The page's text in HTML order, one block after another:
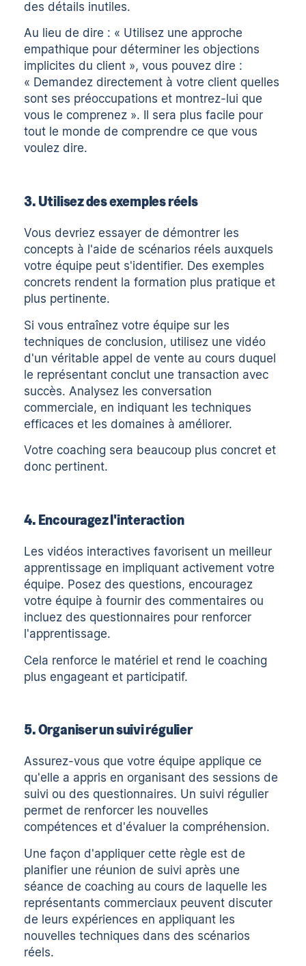
des détails inutiles.
Au lieu de dire : « Utilisez une approche
empathique pour déterminer les objections
implicites du client », vous pouvez dire :
« Demandez directement à votre client quelles
sont ses préoccupations et montrez-lui que
vous le comprenez ». Il sera plus facile pour
tout le monde de comprendre ce que vous
voulez dire.
3. Utilisez des exemples réels
Vous devriez essayer de démontrer les
concepts à l'aide de scénarios réels auxquels
votre équipe peut s'identifier. Des exemples
concrets rendent la formation plus pratique et
plus pertinente.
Si vous entraînez votre équipe sur les
techniques de conclusion, utilisez une vidéo
d'un véritable appel de vente au cours duquel
le représentant conclut une transaction avec
succès. Analysez les conversation
commerciale, en indiquant les techniques
efficaces et les domaines à améliorer.
Votre coaching sera beaucoup plus concret et
donc pertinent.
4. Encouragez l'interaction
Les vidéos interactives favorisent un meilleur
apprentissage en impliquant activement votre
équipe. Posez des questions, encouragez
votre équipe à fournir des commentaires ou
incluez des questionnaires pour renforcer
l'apprentissage.
Cela renforce le matériel et rend le coaching
plus engageant et participatif.
5. Organiser un suivi régulier
Assurez-vous que votre équipe applique ce
qu'elle a appris en organisant des sessions de
suivi ou des questionnaires. Un suivi régulier
permet de renforcer les nouvelles
compétences et d'évaluer la compréhension.
Une façon d'appliquer cette règle est de
planifier une réunion de suivi après une
séance de coaching au cours de laquelle les
représentants commerciaux peuvent discuter
de leurs expériences en appliquant les
nouvelles techniques dans des scénarios
réels.